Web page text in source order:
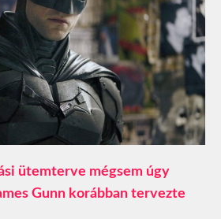
ütemterve mégsem úgy
Gunn korábban tervezte